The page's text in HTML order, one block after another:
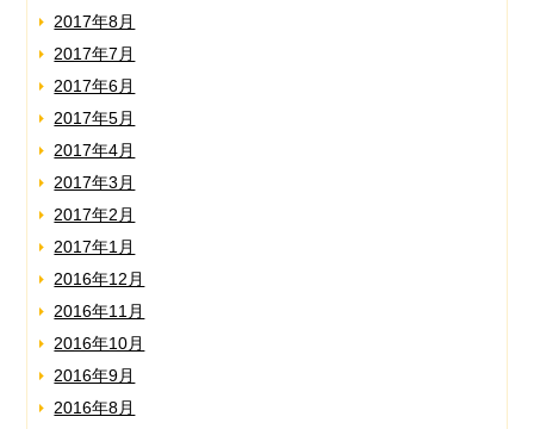
2017年8月
2017年7月
2017年6月
2017年5月
2017年4月
2017年3月
2017年2月
2017年1月
2016年12月
2016年11月
2016年10月
2016年9月
2016年8月